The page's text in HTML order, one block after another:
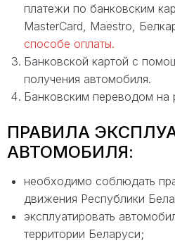
платежи по банковским
MasterCard, Maestro,
способе оплаты.
Банковской картой с
получения автомобиля.
Банковским переводом на
ПРАВИЛА
АВТОМОБИЛЯ:
необходимо соблюдать
движения Республики
эксплуатировать
территории Беларуси;